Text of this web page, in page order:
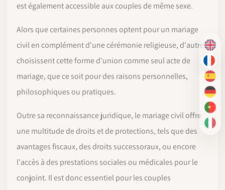
EN
FR
ES
DE
PT-
IT
est également accessible aux couples de même sexe.
Alors que certaines personnes optent pour un mariage
civil en complément d'une cérémonie religieuse, d'autres
choisissent cette forme d'union comme seul acte de
mariage, que ce soit pour des raisons personnelles,
philosophiques ou pratiques.
Outre sa reconnaissance juridique, le mariage civil offre
une multitude de droits et de protections, tels que des
avantages fiscaux, des droits successoraux, ou encore
l'accès à des prestations sociales ou médicales pour le
conjoint. Il est donc essentiel pour les couples